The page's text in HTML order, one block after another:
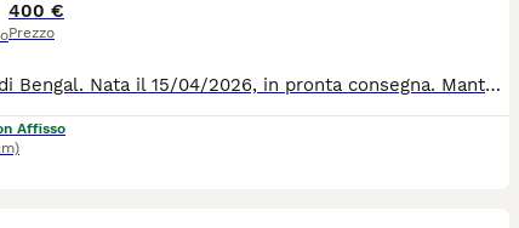
400 €
Prezzo
FEMMINA di Bengal. Nata il 15/04/2026, in pronta consegna. Manto: brown. Nome: Spirit. Esemplare CON DIFETTO e deprezzata poiché è rimasta sotto taglia per motivazioni ignote, DA COMPAGNIA, non da riproduzione. Genitori entrambi FIV / FELV negativi, padre testato sulle malattie più comuni della razza. La quota include: microchip, vaccino, sverminazione e libretto sanitario. Chiedere via WhatsApp al 39 3280270491 maggiori info, foto e video. Ci troviamo a Montiglio Monferrato (AT). Possibilità di trasporto, dipende dalla zona
Affisso